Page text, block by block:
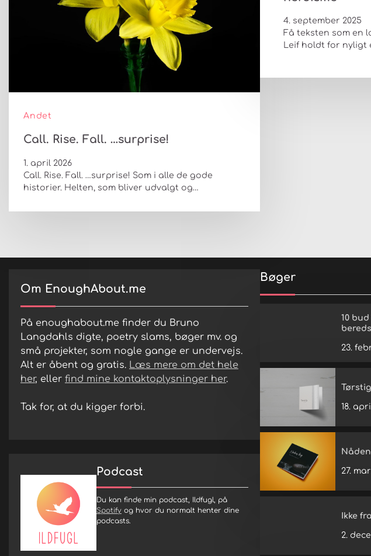
Andet
Call. Rise. Fall. …surprise!
1. april 2026
Call. Rise. Fall. …surprise! Som i alle de gode
historier. Helten, som bliver udvalgt og…
4. september 2025
Få teksten som en
Leif holdt for
Om EnoughAbout.me
På enoughabout.me finder du Bruno
Langdahls digte, poetry slams, bøger mv. og
små projekter, som nogle gange er undervejs.
Alt er åbent og gratis. Læs mere om det hele
her, eller find mine kontaktoplysninger her.
Tak for, at du kigger forbi.
Podcast
Du kan finde min podcast, Ildfugl, på
Spotifyog hvor du normalt henter dine
podcasts.
Bøger
10
23.
18.
27.
Ikke
2.